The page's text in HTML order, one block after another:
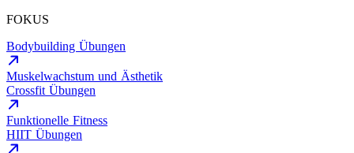
FOKUS
Bodybuilding Übungen
Muskelwachstum und Ästhetik
Crossfit Übungen
Funktionelle Fitness
HIIT Übungen